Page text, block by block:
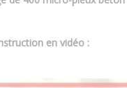
en vidéo :